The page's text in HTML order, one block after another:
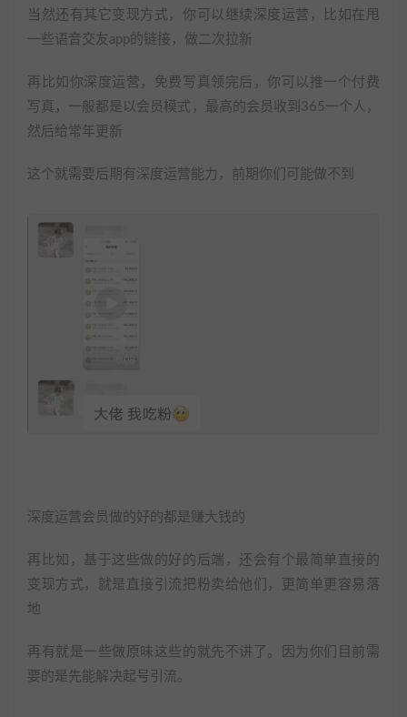
当然还有其它变现方式，你可以继续深度运营，比如在甩
一些语音交友app的链接，做二次拉新
再比如你深度运营，免费写真领完后，你可以推一个付费
写真，一般都是以会员模式，最高的会员收到365一个人，
然后给常年更新
这个就需要后期有深度运营能力，前期你们可能做不到
深度运营会员做的好的都是赚大钱的
再比如，基于这些做的好的后端，还会有个最简单直接的
变现方式，就是直接引流把粉卖给他们，更简单更容易落
地
再有就是一些做原味这些的就先不讲了。因为你们目前需
要的是先能解决起号引流。